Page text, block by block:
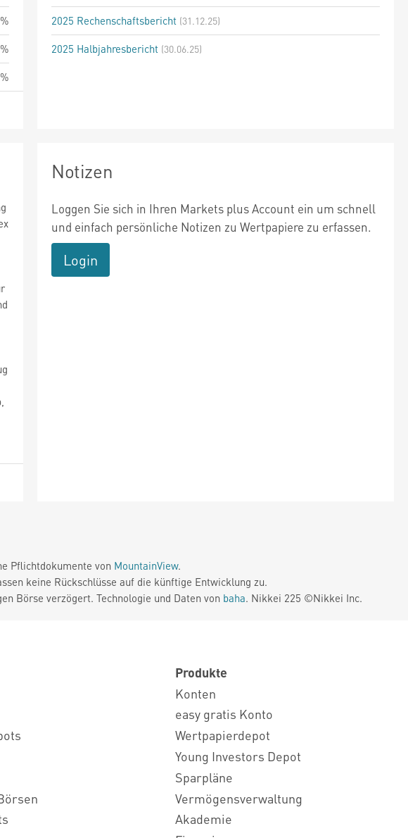
2025 Rechenschaftsbericht (31.12.25)
2025 Halbjahresbericht (30.06.25)
Notizen
Loggen Sie sich in Ihren Markets plus Account ein um schnell
und einfach persönliche Notizen zu Wertpapiere zu erfassen.
Login
Pflichtdokumente von MountainView.
keine Rückschlüsse auf die künftige Entwicklung zu.
Börse verzögert. Technologie und Daten von baha. Nikkei 225 ©Nikkei Inc.
Produkte
Konten
easy gratis Konto
Wertpapierdepot
Young Investors Depot
Sparpläne
Vermögensverwaltung
Akademie